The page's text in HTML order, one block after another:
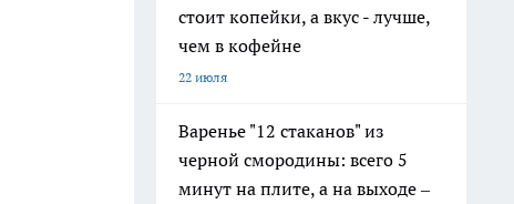
стоит копейки, а вкус - лучше,
чем в кофейне
22 июля
Варенье "12 стаканов" из
черной смородины: всего 5
минут на плите, а на выходе –